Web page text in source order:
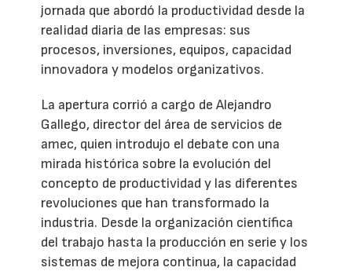
jornada que abordó la productividad desde la
realidad diaria de las empresas: sus
procesos, inversiones, equipos, capacidad
innovadora y modelos organizativos.
La apertura corrió a cargo de Alejandro
Gallego, director del área de servicios de
amec, quien introdujo el debate con una
mirada histórica sobre la evolución del
concepto de productividad y las diferentes
revoluciones que han transformado la
industria. Desde la organización científica
del trabajo hasta la producción en serie y los
sistemas de mejora continua, la capacidad